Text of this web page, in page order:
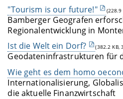
"Tourism is our future!"
(228.9
Bamberger Geografen
Regionalentwicklung in
Ist die Welt ein Dorf?
(382.2 KB,
Geodateninfrastrukturen für
Wie geht es dem homo
Internationalisierung,
die aktuelle Finanzwirtschaft